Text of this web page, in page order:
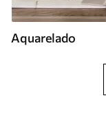
Aquarelado